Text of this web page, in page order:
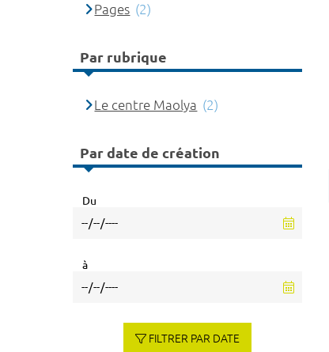
Pages (2)
Par rubrique
Le centre Maolya (2)
Par date de création
Du
à
FILTRER PAR DATE